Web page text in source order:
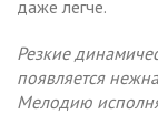
даже легче.
Резкие
появляется
Мелодию